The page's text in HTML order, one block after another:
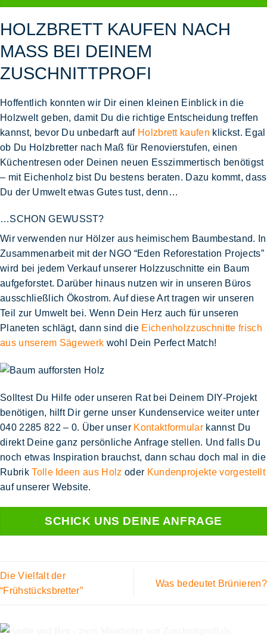
HOLZBRETT KAUFEN NACH
MASS BEI DEINEM Z
USCHNITTPROFI
Hoffentlich konnten wir Dir einen kleinen Einblick in die
Holzwelt geben, damit Du die richtige Entscheidung treffen
kannst, bevor Du unbedarft auf Holzbrett kaufen klickst. Egal
ob Du Holzbretter nach Maß für Renovierstufen, einen
Küchentresen oder Deinen neuen Esszimmertisch benötigst
– mit Eichenholz bist Du bestens beraten. Dazu kommt, dass
Du der Umwelt etwas Gutes tust, denn…
…SCHON GEWUSST?
Wir verwenden nur Hölzer aus heimischem Baumbestand. In
Zusammenarbeit mit der NGO “Eden Reforestation Projects”
wird bei jedem Verkauf unserer Holzzuschnitte ein Baum
aufgeforstet. Darüber hinaus nutzen wir in unseren Büros
ausschließlich Ökostrom. Auf diese Art tragen wir unseren
Teil zur Umwelt bei. Wenn Dein Herz auch für unseren
Planeten schlägt, dann sind die Eichenholzzuschnitte frisch
aus unserem Sägewerk wohl Dein Perfect Match!
Solltest Du Hilfe oder unseren Rat bei Deinem DIY-Projekt
benötigen, hilft Dir gerne unser Kundenservice weiter unter
040 2285 822 – 0. Über unser Kontaktformular kannst Du
direkt Deine ganz persönliche Anfrage stellen. Und falls Du
noch etwas Inspiration brauchst, dann schau doch mal in die
RubrikTolle Ideen aus Holz oder Kundenprojekte vorgestellt
auf unserer Website.
SCHICK UNS DEINE ANFRAGE
Die Vielfalt der
“Frühstücksbretter”
Was bedeutet Brünieren?